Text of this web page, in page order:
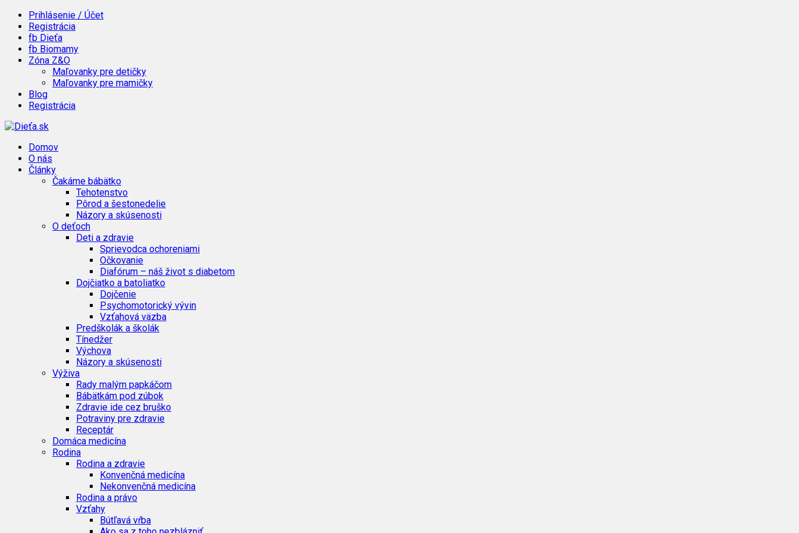
Prihlásenie / Účet
Registrácia
fb Dieťa
fb Biomamy
Zóna Z&O
Maľovanky pre detičky
Maľovanky pre mamičky
Blog
Registrácia
Domov
O nás
Články
Čakáme bábätko
Tehotenstvo
Pôrod a šestonedelie
Názory a skúsenosti
O deťoch
Deti a zdravie
Sprievodca ochoreniami
Očkovanie
Diafórum – náš život s diabetom
Dojčiatko a batoliatko
Dojčenie
Psychomotorický vývin
Vzťahová väzba
Predškolák a školák
Tínedžer
Výchova
Názory a skúsenosti
Výživa
Rady malým papkáčom
Bábätkám pod zúbok
Zdravie ide cez bruško
Potraviny pre zdravie
Receptár
Domáca medicína
Rodina
Rodina a zdravie
Konvenčná medicína
Nekonvenčná medicína
Rodina a právo
Vzťahy
Bútľavá vŕba